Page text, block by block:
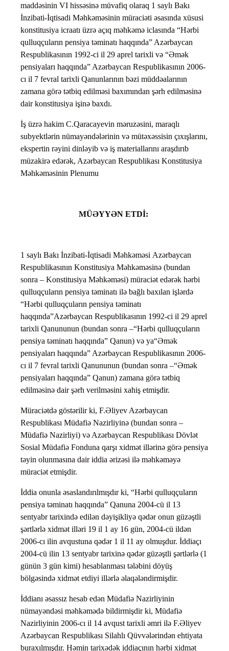
maddəsinin VI hissəsinə müvafiq olaraq 1 saylı Bakı
İnzibati-İqtisadi Məhkəməsinin müraciəti əsasında xüsusi
konstitusiya icraatı üzrə açıq məhkəmə iclasında “Hərbi
qulluqçuların pensiya təminatı haqqında” Azərbaycan
Respublikasının 1992-ci il 29 aprel tarixli və “Əmək
pensiyaları haqqında” Azərbaycan Respublikasının 2006-
cı il 7 fevral tarixli Qanunlarının bəzi müddəalarının
zamana görə tətbiq edilməsi baxımından şərh edilməsinə
dair konstitusiya işinə baxdı.
İş üzrə hakim C.Qaracayevin məruzəsini, maraqlı
subyektlərin nümayəndələrinin və mütəxəssisin çıxışlarını,
ekspertin rəyini dinləyib və iş materiallarını araşdırıb
müzakirə edərək, Azərbaycan Respublikası Konstitusiya
Məhkəməsinin Plenumu
MÜƏYYƏN ETDİ:
1 saylı Bakı İnzibati-İqtisadi Məhkəməsi Azərbaycan
Respublikasının Konstitusiya Məhkəməsinə (bundan
sonra – Konstitusiya Məhkəməsi) müraciət edərək hərbi
qulluqçuların pensiya təminatı ilə bağlı baxılan işlərdə
“Hərbi qulluqçuların pensiya təminatı
haqqında”Azərbaycan Respublikasının 1992-ci il 29 aprel
tarixli Qanununun (bundan sonra –“Hərbi qulluqçuların
pensiya təminatı haqqında” Qanun) və ya“Əmək
pensiyaları haqqında” Azərbaycan Respublikasının 2006-
cı il 7 fevral tarixli Qanununun (bundan sonra –“Əmək
pensiyaları haqqında” Qanun) zamana görə tətbiq
edilməsinə dair şərh verilməsini xahiş etmişdir.
Müraciətdə göstərilir ki, F.Əliyev Azərbaycan
Respublikası Müdafiə Nazirliyinə (bundan sonra –
Müdafiə Nazirliyi) və Azərbaycan Respublikası Dövlət
Sosial Müdafiə Fonduna qarşı xidmət illərinə görə pensiya
təyin olunmasına dair iddia ərizəsi ilə məhkəməyə
müraciət etmişdir.
İddia onunla əsaslandırılmışdır ki, “Hərbi qulluqçuların
pensiya təminatı haqqında” Qanuna 2004-cü il 13
sentyabr tarixində edilən dəyişikliyə qədər onun güzəştli
şərtlərlə xidmət illəri 19 il 1 ay 16 gün, 2004-cü ildən
2006-cı ilin avqustuna qədər 1 il 11 ay olmuşdur. İddiaçı
2004-cü ilin 13 sentyabr tarixinə qədər güzəştli şərtlərlə (1
günün 3 gün kimi) hesablanması tələbini döyüş
bölgəsində xidmət etdiyi illərlə əlaqələndirmişdir.
İddianı əsassız hesab edən Müdafiə Nazirliyinin
nümayəndəsi məhkəmədə bildirmişdir ki, Müdafiə
Nazirliyinin 2006-cı il 14 avqust tarixli əmri ilə F.Əliyev
Azərbaycan Respublikası Silahlı Qüvvələrindən ehtiyata
buraxılmışdır. Həmin tarixədək iddiaçının hərbi xidmət